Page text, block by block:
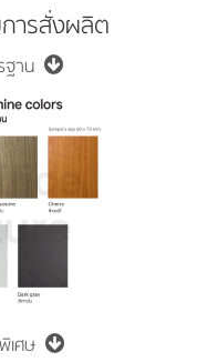
การสั่งผลิต
ฐาน
เศษ